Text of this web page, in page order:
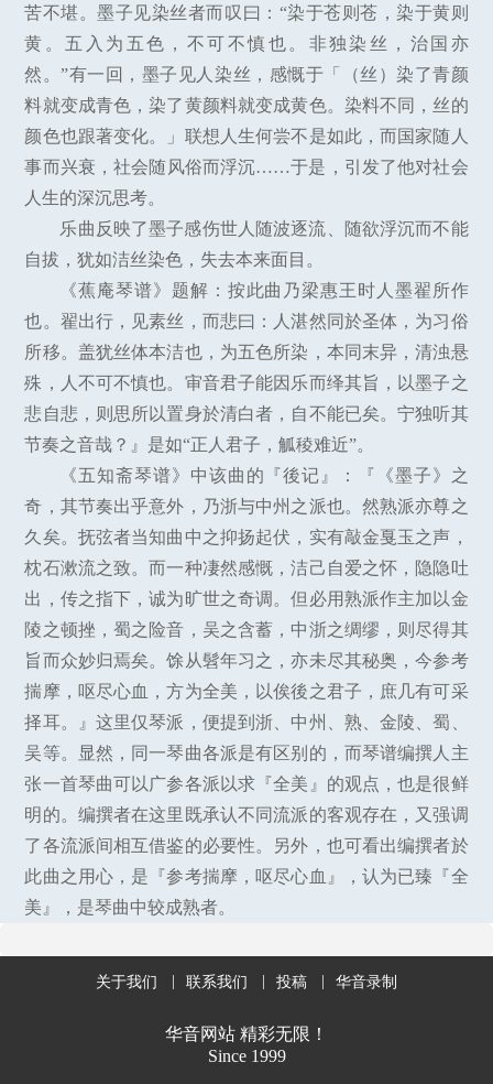
苦不堪。墨子见染丝者而叹曰：“染于苍则苍，染于黄则
黄。五入为五色，不可不慎也。非独染丝，治国亦
然。”有一回，墨子见人染丝，感慨于「（丝）染了青颜
料就变成青色，染了黄颜料就变成黄色。染料不同，丝的
颜色也跟著变化。」联想人生何尝不是如此，而国家随人
事而兴衰，社会随风俗而浮沉……于是，引发了他对社会
人生的深沉思考。
乐曲反映了墨子感伤世人随波逐流、随欲浮沉而不能
自拔，犹如洁丝染色，失去本来面目。
《蕉庵琴谱》题解：按此曲乃梁惠王时人墨翟所作
也。翟出行，见素丝，而悲曰：人湛然同於圣体，为习俗
所移。盖犹丝体本洁也，为五色所染，本同末异，清浊悬
殊，人不可不慎也。审音君子能因乐而绎其旨，以墨子之
悲自悲，则思所以置身於清白者，自不能已矣。宁独听其
节奏之音哉？』是如“正人君子，觚稜难近”。
《五知斋琴谱》中该曲的『後记』：『《墨子》之
奇，其节奏出乎意外，乃浙与中州之派也。然熟派亦尊之
久矣。抚弦者当知曲中之抑扬起伏，实有敲金戛玉之声，
枕石漱流之致。而一种凄然感慨，洁己自爱之怀，隐隐吐
出，传之指下，诚为旷世之奇调。但必用熟派作主加以金
陵之顿挫，蜀之险音，吴之含蓄，中浙之绸缪，则尽得其
旨而众妙归焉矣。馀从髫年习之，亦未尽其秘奥，今参考
揣摩，呕尽心血，方为全美，以俟後之君子，庶几有可采
择耳。』这里仅琴派，便提到浙、中州、熟、金陵、蜀、
吴等。显然，同一琴曲各派是有区别的，而琴谱编撰人主
张一首琴曲可以广参各派以求『全美』的观点，也是很鲜
明的。编撰者在这里既承认不同流派的客观存在，又强调
了各流派间相互借鉴的必要性。另外，也可看出编撰者於
此曲之用心，是『参考揣摩，呕尽心血』，认为已臻『全
美』，是琴曲中较成熟者。
关于我们 联系我们 投稿 华音录制
华音网站 精彩无限！
Since 1999